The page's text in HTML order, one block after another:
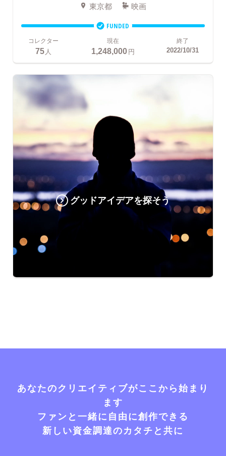
東京都 映画
FUNDED
コレクター
75人
現在
1,248,000円
終了
2022/10/31
グッドアイデアを探そう
あなたのクリエイティブがここから始まり
ます
ファンと一緒に自由に創作できる
新しい資金調達のカタチと共に